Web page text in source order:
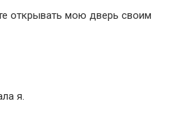
открывать мою дверь своим
я.